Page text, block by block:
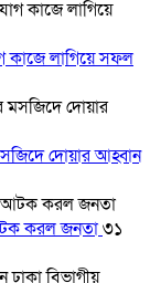
কাজে লাগিয়ে সফল
দোয়ার আহ্বান
করল জনতা৩১